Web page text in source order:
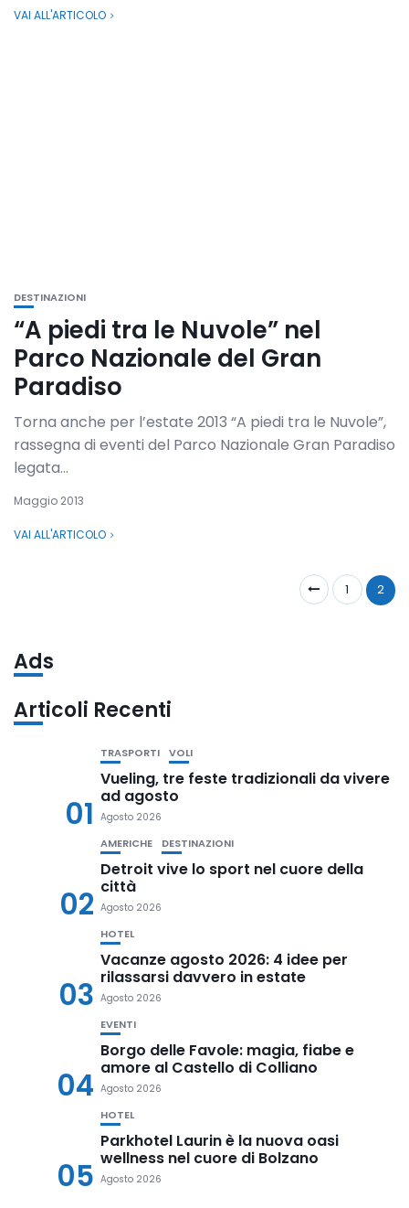
VAI ALL'ARTICOLO
DESTINAZIONI
“A piedi tra le Nuvole” nel
Parco Nazionale del Gran
Paradiso
Torna anche per l’estate 2013 “A piedi tra le Nuvole”,
rassegna di eventi del Parco Nazionale Gran Paradiso
legata...
Maggio 2013
VAI ALL'ARTICOLO
1 2
Ads
Articoli Recenti
01
TRASPORTI VOLI
Vueling, tre feste tradizionali da vivere
ad agosto
Agosto 2026
02
AMERICHE DESTINAZIONI
Detroit vive lo sport nel cuore della
città
Agosto 2026
03
HOTEL
Vacanze agosto 2026: 4 idee per
rilassarsi davvero in estate
Agosto 2026
04
EVENTI
Borgo delle Favole: magia, fiabe e
amore al Castello di Colliano
Agosto 2026
05
HOTEL
Parkhotel Laurin è la nuova oasi
wellness nel cuore di Bolzano
Agosto 2026